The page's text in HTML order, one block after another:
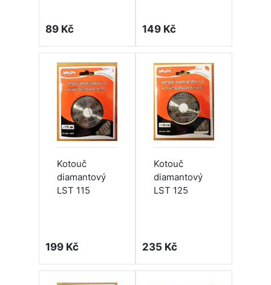
89 Kč 149 Kč
Kotouč
diamantový
LST 115
199 Kč
Kotouč
diamantový
LST 125
235 Kč